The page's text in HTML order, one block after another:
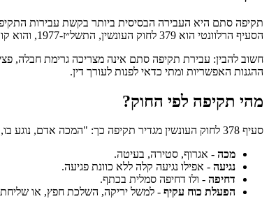
תקיפה סתם היא העבירה הבסיסית ביותר בקשת עבירות
הסעיף הרלוונטי הוא 379 לחוק העונשין, התשל״ז-1977, והוא קובע עונש של עד שנתיים מאסר.
חשוב להבין: עבירת תקיפה סתם אינה מצריכה גרימת חבלה,
ההגנות האפשריות ומתי כדאי לפנות לעורך דין.
מהי תקיפה לפי החוק?
סעיף 378 לחוק העונשין מגדיר תקיפה כך: "המכה אדם, נוגע בו, דוחפו או מפעיל על גופו כוח בדרך אחרת, במישרין או בעקיפין, בלא הסכמתו או בהסכמתו שהושגה במרמה - הרי זו תקיפה". ההגדרה מקיפה ביותר:
מכה - אגרוף, סטירה, בעיטה.
נגיעה - אפילו נגיעה קלה ללא כוונת פגיעה.
דחיפה - ולו דחיפה סמלית בכתף.
הפעלת כוח עקיף - למשל יריקה, השלכת חפץ, או